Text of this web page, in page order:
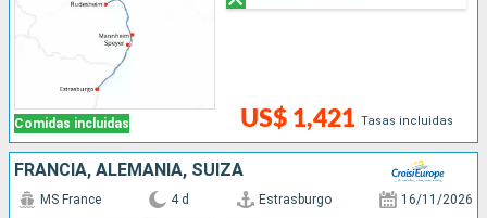
Comidas incluidas US$ 1,421 Tasas incluidas
FRANCIA, ALEMANIA, SUIZA
MS France 4 d Estrasburgo 16/11/2026